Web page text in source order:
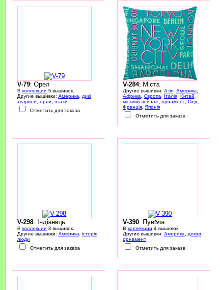
V-79: Орел
В коллекции 5 вышивок.
Другие вышивки: Америка, дикі
тварини, орли, птахи
Отметить для заказа
V-284: Міста
Другие вышивки: Азія, Америка,
Африка, Європа, Італія, Китай,
міський пейзаж, орнамент, Схід,
Франція, Японія
Отметить для заказа
V-298: Індіанець
В коллекции 3 вышивок.
Другие вышивки: Америка, історія,
люди
Отметить для заказа
V-390: Пуебла
В коллекции 4 вышивок.
Другие вышивки: Америка, декор,
орнамент
Отметить для заказа